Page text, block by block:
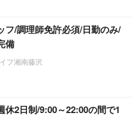
フ/調理師免許必須/日勤のみ/
備
フ湘南藤沢
2日制/9:00～22:00の間で1